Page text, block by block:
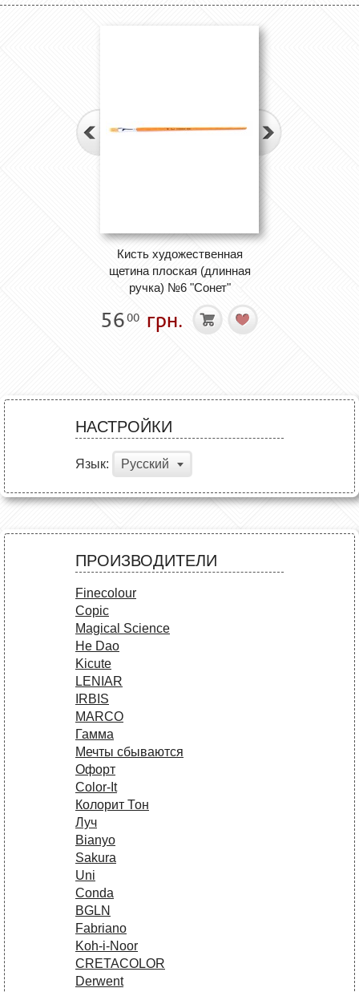
Кисть художественная
щетина плоская (длинная
ручка) №6 "Сонет"
5600 грн.
НАСТРОЙКИ
Язык: Русский
ПРОИЗВОДИТЕЛИ
Finecolour
Copic
Magical Science
He Dao
Kicute
LENIAR
IRBIS
MARCO
Гамма
Мечты сбываются
Офорт
Сolor-It
Колорит Тон
Луч
Bianyo
Sakura
Uni
Conda
BGLN
Fabriano
Koh-i-Noor
CRETACOLOR
Derwent